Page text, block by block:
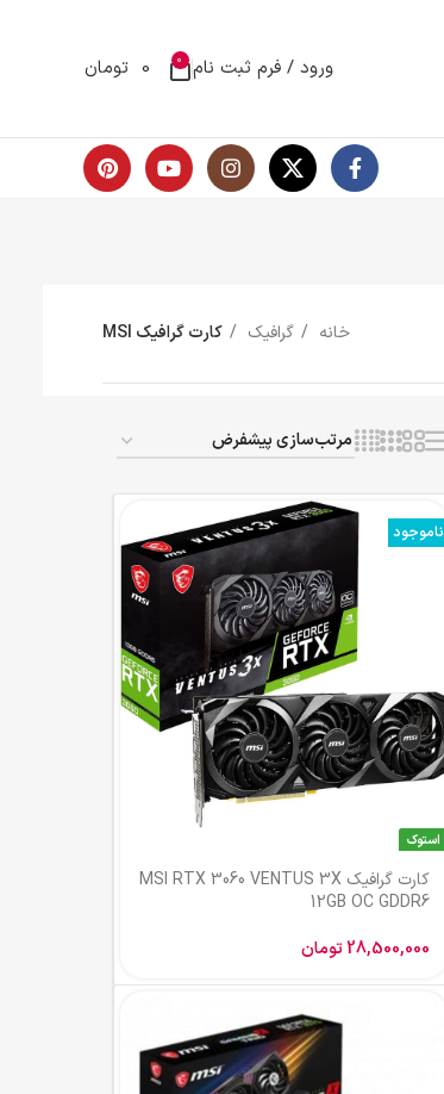
ورود / فرم ثبت نام 0
0 تومان
خانه گرافیک کارت گرافیک MSI
ناموجود
استوک
کارت گرافیک MSI RTX 3060 VENTUS 3X
12GB OC GDDR6
28,500,000تومان